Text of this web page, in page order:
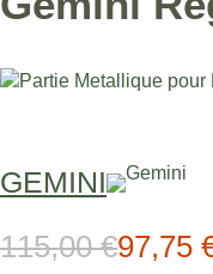
GEMINI
Prix
97,75
Prix normal
115,00 €